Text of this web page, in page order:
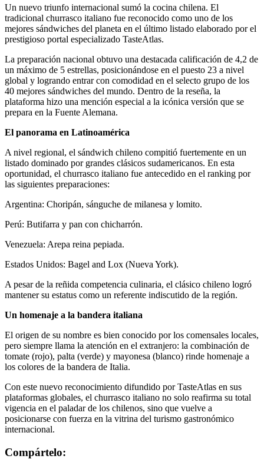
Un nuevo triunfo internacional sumó la cocina chilena. El
tradicional churrasco italiano fue reconocido como uno de los
mejores sándwiches del planeta en el último listado elaborado por el
prestigioso portal especializado TasteAtlas.
La preparación nacional obtuvo una destacada calificación de 4,2 de
un máximo de 5 estrellas, posicionándose en el puesto 23 a nivel
global y logrando entrar con comodidad en el selecto grupo de los
40 mejores sándwiches del mundo. Dentro de la reseña, la
plataforma hizo una mención especial a la icónica versión que se
prepara en la Fuente Alemana.
El panorama en Latinoamérica
A nivel regional, el sándwich chileno compitió fuertemente en un
listado dominado por grandes clásicos sudamericanos. En esta
oportunidad, el churrasco italiano fue antecedido en el ranking por
las siguientes preparaciones:
Argentina: Choripán, sánguche de milanesa y lomito.
Perú: Butifarra y pan con chicharrón.
Venezuela: Arepa reina pepiada.
Estados Unidos: Bagel and Lox (Nueva York).
A pesar de la reñida competencia culinaria, el clásico chileno logró
mantener su estatus como un referente indiscutido de la región.
Un homenaje a la bandera italiana
El origen de su nombre es bien conocido por los comensales locales,
pero siempre llama la atención en el extranjero: la combinación de
tomate (rojo), palta (verde) y mayonesa (blanco) rinde homenaje a
los colores de la bandera de Italia.
Con este nuevo reconocimiento difundido por TasteAtlas en sus
plataformas globales, el churrasco italiano no solo reafirma su total
vigencia en el paladar de los chilenos, sino que vuelve a
posicionarse con fuerza en la vitrina del turismo gastronómico
internacional.
Compártelo: